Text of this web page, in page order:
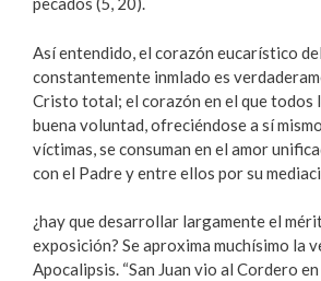
Así entendido, el corazón eucarístico
constantemente inmlado es
Cristo total; el corazón en el que todos
buena voluntad, ofreciéndose a sí
víctimas, se consuman en el amor
con el Padre y entre ellos por su
¿hay que desarrollar largamente el
exposición? Se aproxima muchísimo la
Apocalipsis. “San Juan vio al Cordero